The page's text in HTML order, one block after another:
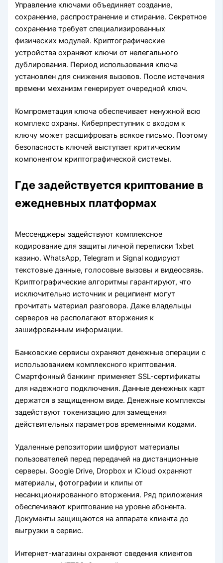
Управление ключами объединяет создание,
сохранение, распространение и стирание. Секретное
сохранение требует специализированных
физических модулей. Криптографические
устройства охраняют ключи от нелегального
дублирования. Период использования ключа
установлен для снижения вызовов. После истечения
времени механизм генерирует очередной ключ.
Компрометация ключа обеспечивает ненужной всю
комплекс охраны. Киберпреступник с входом к
ключу может расшифровать всякое письмо. Поэтому
безопасность ключей выступает критическим
компонентом криптографической системы.
Где задействуется криптование в
ежедневных платформах
Мессенджеры задействуют комплексное
кодирование для защиты личной переписки 1xbet
казино. WhatsApp, Telegram и Signal кодируют
текстовые данные, голосовые вызовы и видеосвязь.
Криптографические алгоритмы гарантируют, что
исключительно источник и реципиент могут
прочитать материал разговора. Даже владельцы
серверов не располагают вторжения к
зашифрованным информации.
Банковские сервисы охраняют денежные операции с
использованием комплексного криптования.
Смартфонный банкинг применяет SSL-сертификаты
для надежного подключения. Данные денежных карт
держатся в защищенном виде. Денежные комплексы
задействуют токенизацию для замещения
действительных параметров временными кодами.
Удаленные репозитории шифруют материалы
пользователей перед передачей на дистанционные
серверы. Google Drive, Dropbox и iCloud охраняют
материалы, фотографии и клипы от
несанкционированного вторжения. Ряд приложения
обеспечивают криптование на уровне абонента.
Документы защищаются на аппарате клиента до
выгрузки в сервис.
Интернет-магазины охраняют сведения клиентов